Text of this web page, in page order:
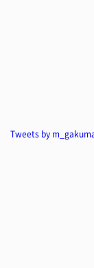
Tweets by